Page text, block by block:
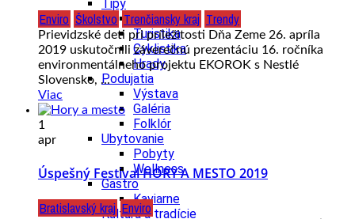
Tipy
Výlet
Turistika
Cyklistika
Hrady
Podujatia
Výstava
Galéria
Folklór
Ubytovanie
Pobyty
Wellness
Gastro
Kaviarne
Kultúra a tradície
Enviro Školstvo Trenčiansky kraj Trendy
Prievidzské deti pri príležitosti Dňa Zeme 26. apríla
2019 uskutočnili záverečnú prezentáciu 16. ročníka
environmentálneho projektu EKOROK s Nestlé
Slovensko, ...
Viac
1
apr
Úspešný Festival HORY A MESTO 2019
Bratislavský kraj Enviro